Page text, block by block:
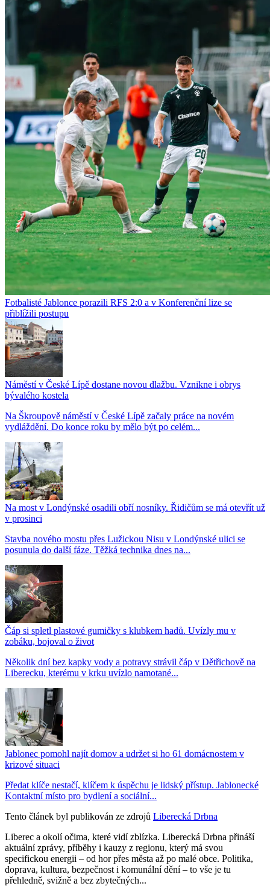
Fotbalisté Jablonce porazili RFS 2:0 a v Konferenční lize se
přiblížili postupu
Náměstí v České Lípě dostane novou dlažbu. Vznikne i obrys
bývalého kostela
Na Škroupově náměstí v České Lípě začaly práce na novém
vydláždění. Do konce roku by mělo být po celém...
Na most v Londýnské osadili obří nosníky. Řidičům se má otevřít už
v prosinci
Stavba nového mostu přes Lužickou Nisu v Londýnské ulici se
posunula do další fáze. Těžká technika dnes na...
Čáp si spletl plastové gumičky s klubkem hadů. Uvízly mu v
zobáku, bojoval o život
Několik dní bez kapky vody a potravy strávil čáp v Dětřichově na
Liberecku, kterému v krku uvízlo namotané...
Jablonec pomohl najít domov a udržet si ho 61 domácnostem v
krizové situaci
Předat klíče nestačí, klíčem k úspěchu je lidský přístup. Jablonecké
Kontaktní místo pro bydlení a sociální...
Tento článek byl publikován ze zdrojů Liberecká Drbna
Liberec a okolí očima, které vidí zblízka. Liberecká Drbna přináší
aktuální zprávy, příběhy i kauzy z regionu, který má svou
specifickou energii – od hor přes města až po malé obce. Politika,
doprava, kultura, bezpečnost i komunální dění – to vše je tu
přehledně, svižně a bez zbytečných...